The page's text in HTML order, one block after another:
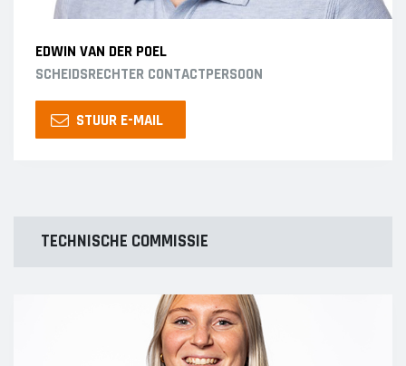
EDWIN VAN DER POEL
SCHEIDSRECHTER CONTACTPERSOON
STUUR E-MAIL
TECHNISCHE COMMISSIE